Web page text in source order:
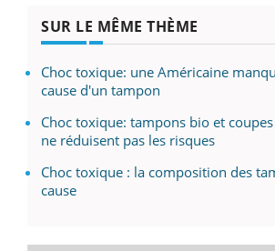
SUR LE MÊME THÈME
Choc toxique: une Américaine
cause d'un tampon
Choc toxique: tampons bio et
ne réduisent pas les risques
Choc toxique : la composition des
cause